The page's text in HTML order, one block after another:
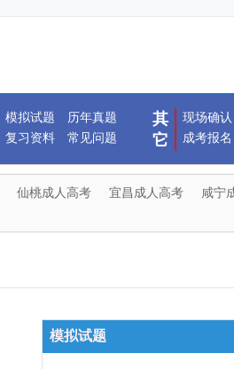
模拟试题
历年真题
复习资料
常见问题
其
它
现场确认
成考报名
仙桃成人高考 宜昌成人高考
咸宁
模拟试题